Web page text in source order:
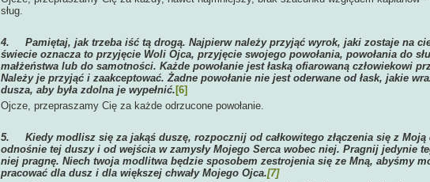
sług.
4. Pamiętaj, jak trzeba iść tą drogą. Najpierw należy przyjąć wyrok, jaki zostaje na
świecie oznacza to przyjęcie Woli Ojca, przyjęcie swojego powołania, powołania do
małżeństwa lub do samotności. Każde powołanie jest łaską ofiarowaną człowiekowi
Należy je przyjąć i zaakceptować. Żadne powołanie nie jest oderwane od łask, jakie
dusza, aby była zdolna je wypełnić. [6]
Ojcze, przepraszamy Cię za każde odrzucone powołanie.
5. Kiedy modlisz się za jakąś duszę, rozpocznij od całkowitego złączenia się z Moją
odnośnie tej duszy i od wejścia w zamysły Mojego Serca wobec niej. Pragnij jedynie
niej pragnę. Niech twoja modlitwa będzie sposobem zestrojenia się ze Mną, abyśmy
pracować dla dusz i dla większej chwały Mojego Ojca.[7]